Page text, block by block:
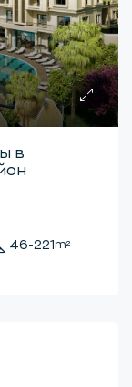
в
46-221m²